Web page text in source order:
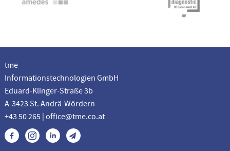
tme
Informationstechnologien GmbH
Eduard-Klinger-Straße 3b
A-3423 St. Andrä-Wördern
+43 50 265 | office@tme.co.at